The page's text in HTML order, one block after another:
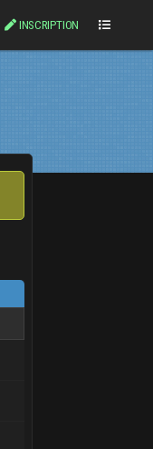
INSCRIPTION